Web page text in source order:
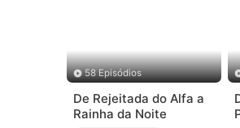
58 Episódios
De Rejeitada do Alfa a
Rainha da Noite